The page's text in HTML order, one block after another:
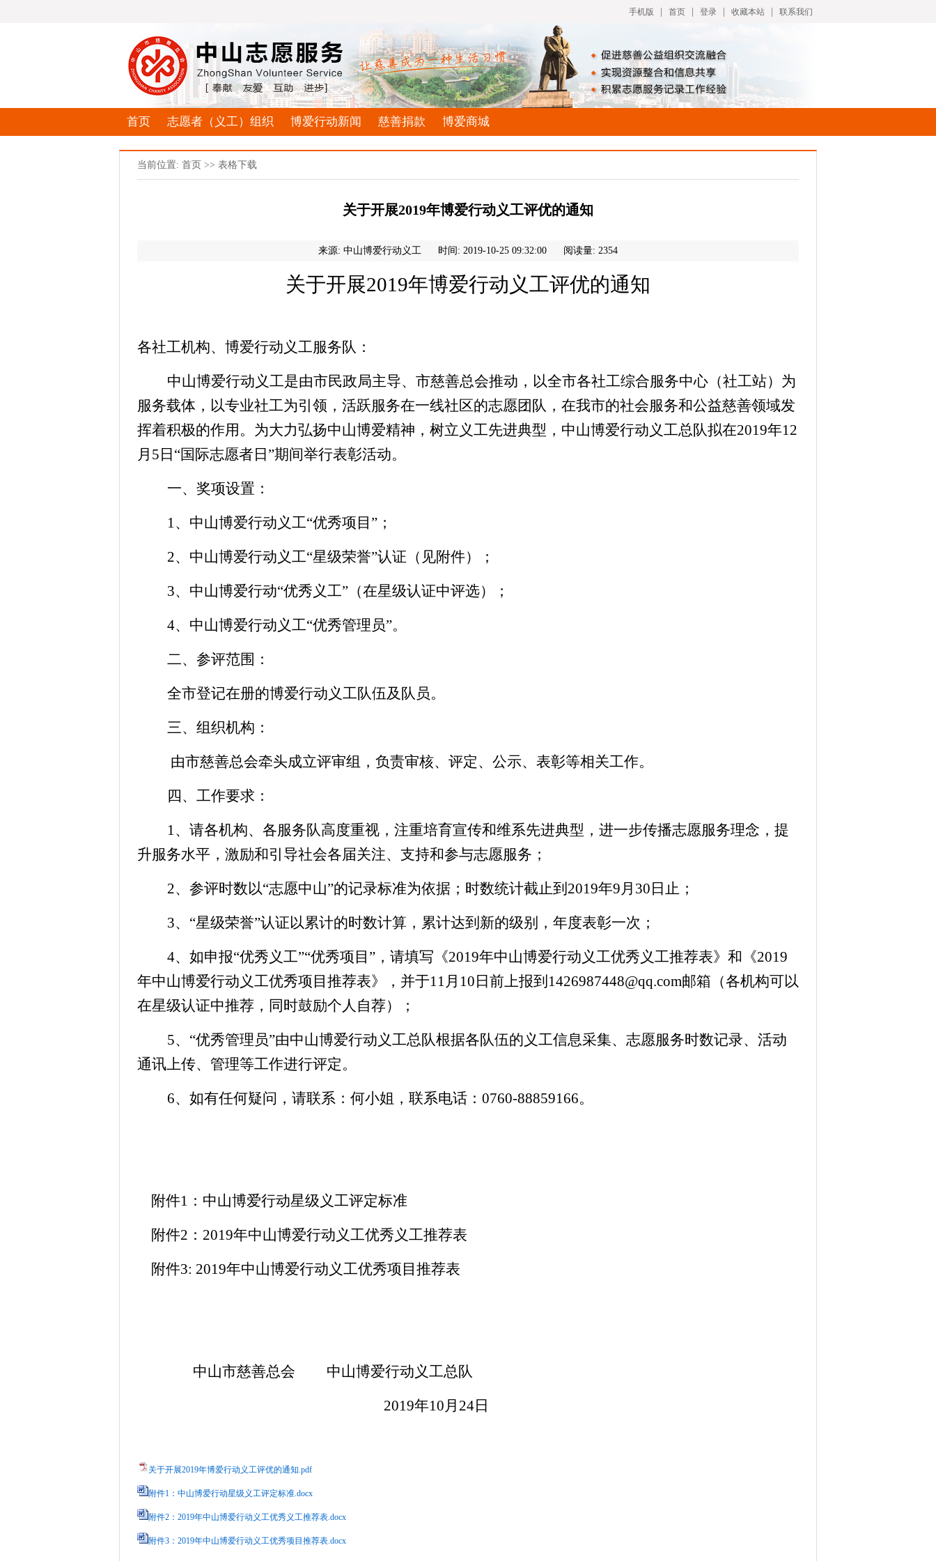
手机版 首页 登录 收藏本站 联系我们
首页 志愿者（义工）组织 博爱行动新闻 慈善捐款 博爱商城
当前位置: 首页 >> 表格下载
关于开展2019年博爱行动义工评优的通知
来源: 中山博爱行动义工 时间: 2019-10-25 09:32:00 阅读量: 2354
关于开展2019年博爱行动义工评优的通知
各社工机构、博爱行动义工服务队：
中山博爱行动义工是由市民政局主导、市慈善总会推动， 以全市各社工综合服务中心（社工站）为
服务载体，以专业社工为引领， 活跃服务在一线社区的志愿团队，在我市的社会服务和公益慈善领域发
挥着积极的作用 。为大力弘扬中山博爱精神，树立义工先进典型， 中山博爱行动义工总队拟在2019年12
月5日“国际志愿者日”期间举行表彰活动。
一、 奖项设置：
1、 中山博爱行动义工“优秀项目” ；
2、中山博爱行动义工“星级荣誉”认证（见附件） ；
3、中山博爱行动“优秀义工”（在星级认证中评选） ；
4、 中山博爱行动义工“优秀管理员”。
二、参评范围：
全市登记在册的博爱行动义工队伍及队员。
三、组织机构：
由市慈善总会牵头成立评审组，负责审核、评定、公示、表彰等相关工作。
四、工作要求：
1、请各机构、各服务队高度重视，注重培育宣传和维系先进典型，进一步传播志愿服务理念，提
升服务水平，激励和引导社会各届关注、支持和参与志愿服务；
2、 参评时数以“志愿中山”的记录标准为依据 ； 时数统计截止到 2019年9月30日 止；
3、“星级荣誉”认证以累计的时数计算，累计达到新的级别，年度表彰一次；
4、如申报“优秀 义工”“优秀项目” ，请填写 《2019年中山博爱行动义工优秀义工推荐表》和《2019
年中山博爱行动 义工优秀项目推荐表》，并于11月10日前上报到1426987448@qq.com邮箱（各机构可以
在星级认证中推荐，同时鼓励个人自荐） ；
5、“优秀管理员”由中山博爱行动义工总队根据各队伍的义工信息采集、志愿服务时数记录、活动
通讯上传、管理等工作进行评定。
6、如有任何疑问，请联系： 何小姐 ，联系电话： 0760-88859166。
附件1： 中山博爱行动星级义工评定标准
附件2：2019年中山博爱行动义工优秀义工推荐表
附件3: 2019年中山博爱行动义工优秀项目推荐表
中山市慈善总会 中山博爱行动义工总队
2019年10月 24日
关于开展2019年博爱行动义工评优的通知.pdf
附件1：中山博爱行动星级义工评定标准.docx
附件2：2019年中山博爱行动义工优秀义工推荐表.docx
附件3：2019年中山博爱行动义工优秀项目推荐表.docx